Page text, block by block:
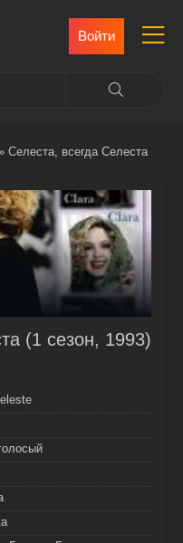
Войти
Селеста, всегда Селеста
(1 сезон, 1993)